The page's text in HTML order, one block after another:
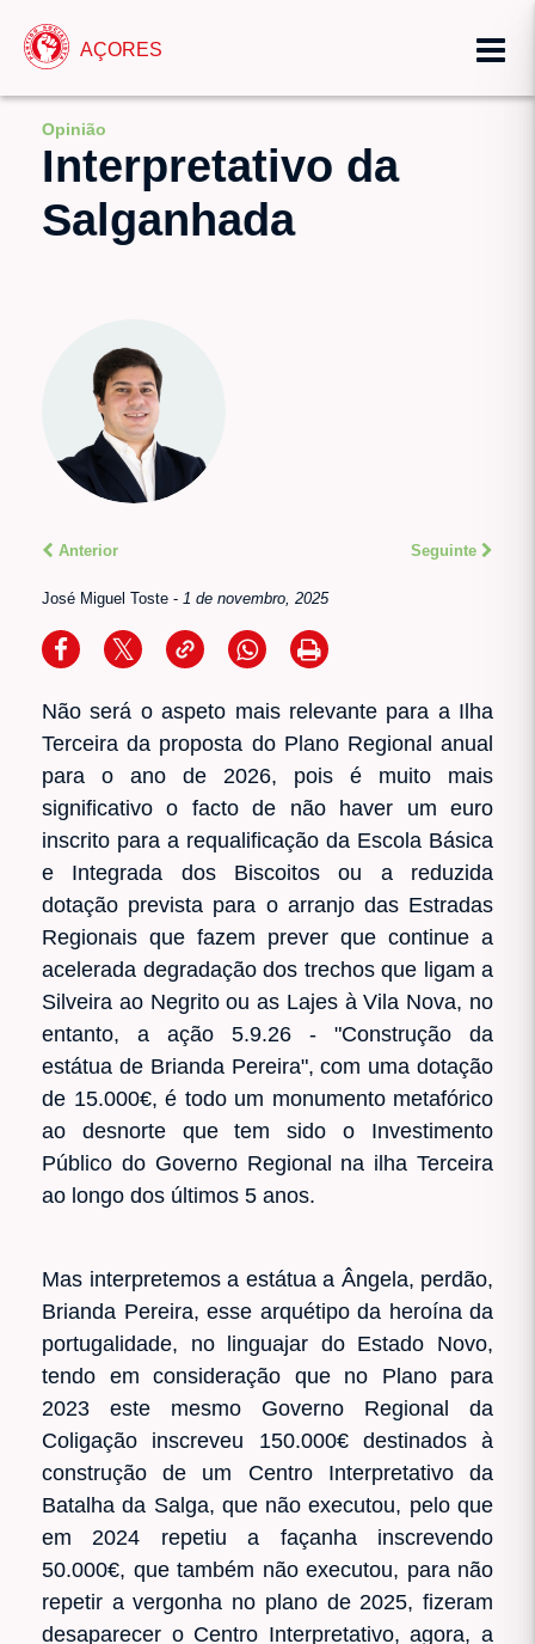
AÇORES
Opinião
Interpretativo da
Salganhada
Anterior Seguinte
José Miguel Toste - 1 de novembro, 2025
Não será o aspeto mais relevante para a Ilha
Terceira da proposta do Plano Regional anual
para o ano de 2026, pois é muito mais
significativo o facto de não haver um euro
inscrito para a requalificação da Escola Básica
e Integrada dos Biscoitos ou a reduzida
dotação prevista para o arranjo das Estradas
Regionais que fazem prever que continue a
acelerada degradação dos trechos que ligam a
Silveira ao Negrito ou as Lajes à Vila Nova, no
entanto, a ação 5.9.26 - "Construção da
estátua de Brianda Pereira", com uma dotação
de 15.000€, é todo um monumento metafórico
ao desnorte que tem sido o Investimento
Público do Governo Regional na ilha Terceira
ao longo dos últimos 5 anos.
Mas interpretemos a estátua a Ângela, perdão,
Brianda Pereira, esse arquétipo da heroína da
portugalidade, no linguajar do Estado Novo,
tendo em consideração que no Plano para
2023 este mesmo Governo Regional da
Coligação inscreveu 150.000€ destinados à
construção de um Centro Interpretativo da
Batalha da Salga, que não executou, pelo que
em 2024 repetiu a façanha inscrevendo
50.000€, que também não executou, para não
repetir a vergonha no plano de 2025, fizeram
desaparecer o Centro Interpretativo, agora, a